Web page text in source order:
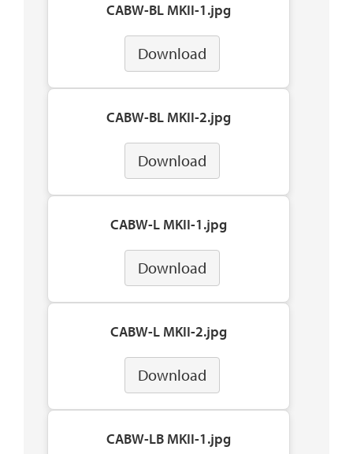
CABW-BL MKII-1.jpg
Download
CABW-BL MKII-2.jpg
Download
CABW-L MKII-1.jpg
Download
CABW-L MKII-2.jpg
Download
CABW-LB MKII-1.jpg